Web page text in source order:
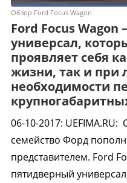
Обзор Ford Focus Wagon
Ford Focus
универсал,
проявляет себя
жизни, так и при
необходимости
06-10-2017: UEFIMA.RU:
семейство Форд
представителем. Ford
пятидверный